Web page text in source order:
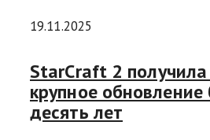
19.11.2025
StarCraft 2
крупное обновление
десять лет